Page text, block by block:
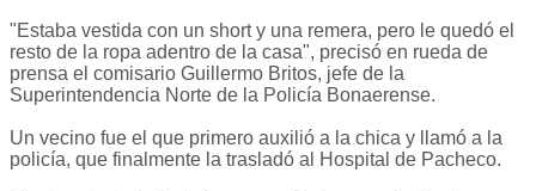
"Estaba vestida con un short y una remera, pero le quedó el
resto de la ropa adentro de la casa", precisó en rueda de
prensa el comisario Guillermo Britos, jefe de la
Superintendencia Norte de la Policía Bonaerense.
Un vecino fue el que primero auxilió a la chica y llamó a la
policía, que finalmente la trasladó al Hospital de Pacheco.